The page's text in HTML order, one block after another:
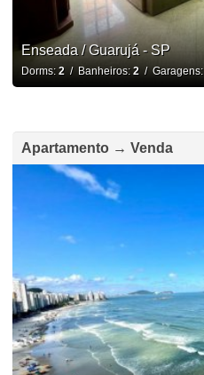
Enseada / Guarujá - SP
Dorms: 2/ Banheiros: 2/ Garagens:
Apartamento → Venda